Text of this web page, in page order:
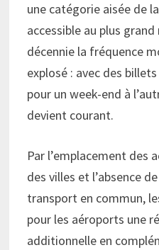
une catégorie aisée de
accessible au plus
décennie la fréquence
explosé : avec des
pour un week-end à
devient courant.
Par l’emplacement des
des villes et l’absence
transport en commun,
pour les aéroports une
additionnelle en